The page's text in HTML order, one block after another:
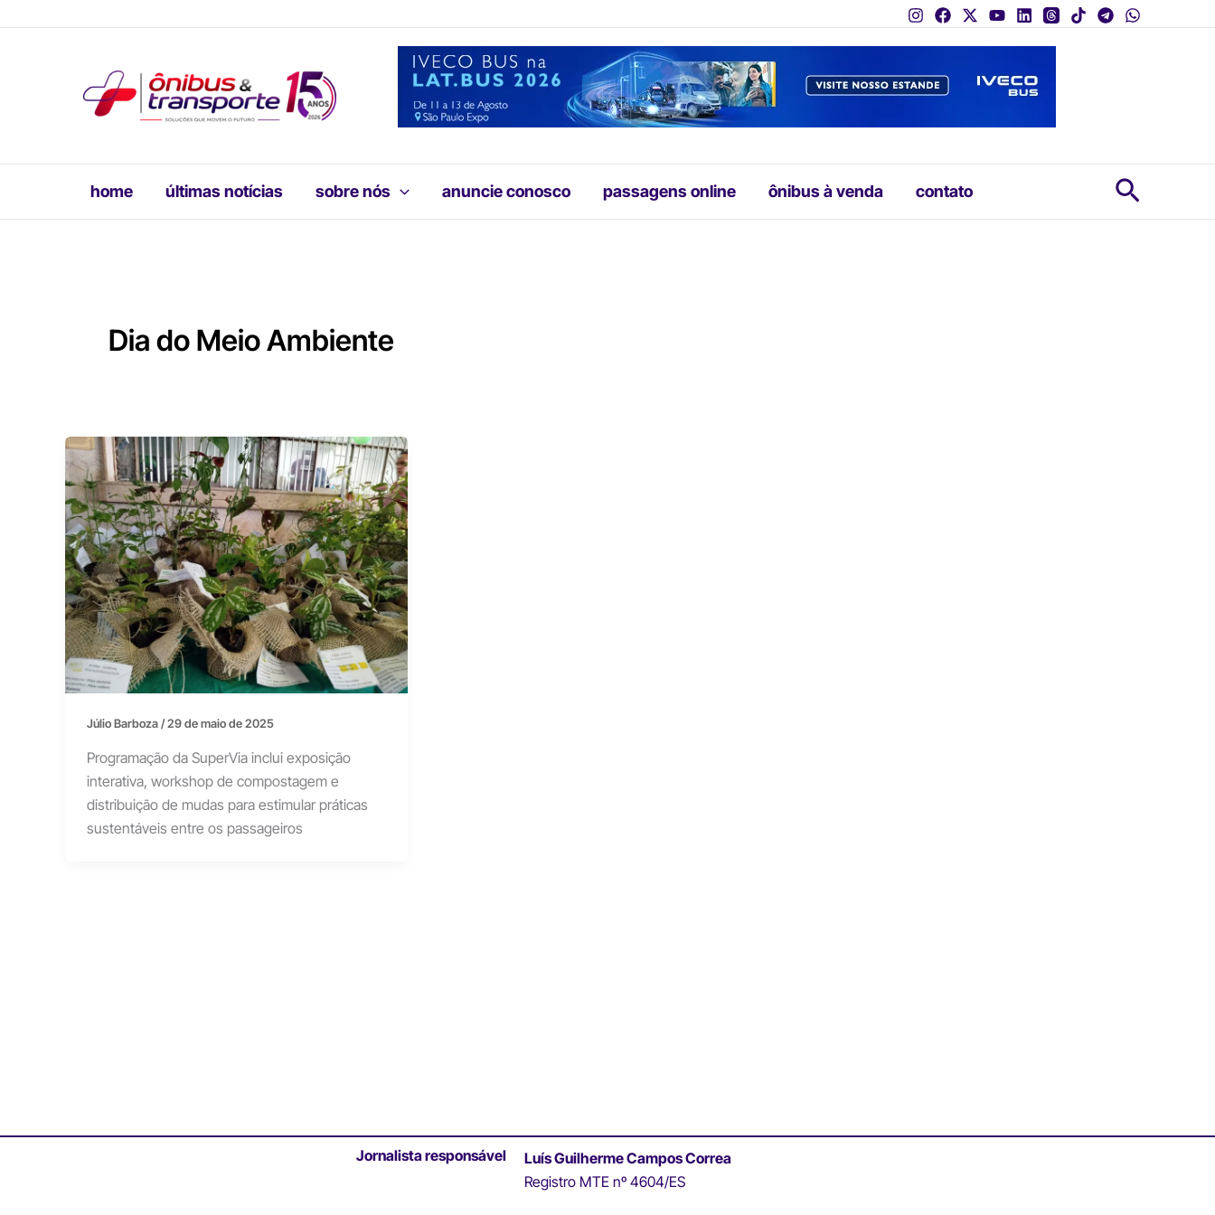
home últimas notícias sobre nós anuncie conosco passagens online ônibus à venda contato
Dia do Meio Ambiente
Júlio Barboza/29 de maio de 2025
Programação da SuperVia inclui exposição
interativa, workshop de compostagem e
distribuição de mudas para estimular práticas
sustentáveis entre os passageiros
Jornalista responsável
Luís Guilherme Campos Correa
Registro MTE nº 4604/ES